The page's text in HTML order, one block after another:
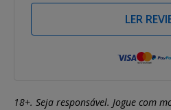
LER
18+. Seja responsável. Jogue com